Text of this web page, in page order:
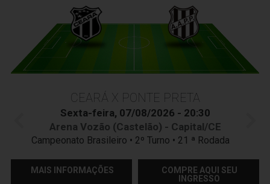
CEARÁ X PONTE PRETA
Sexta-feira, 07/08/2026 - 20:30
Arena Vozão (Castelão) - Capital/CE
Campeonato Brasileiro • 2º Turno • 21 ª Rodada
MAIS INFORMAÇÕES
COMPRE AQUI SEU
INGRESSO